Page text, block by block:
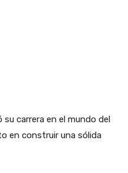
carrera en el mundo del
en construir una sólida